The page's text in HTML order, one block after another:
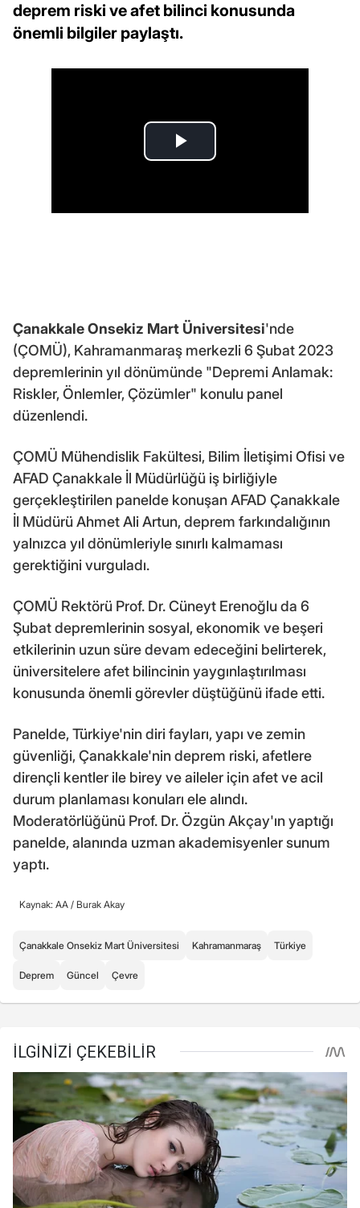
deprem riski ve afet bilinci konusunda
önemli bilgiler paylaştı.
Çanakkale Onsekiz Mart Üniversitesi'nde
(ÇOMÜ), Kahramanmaraş merkezli 6 Şubat 2023
depremlerinin yıl dönümünde "Depremi Anlamak:
Riskler, Önlemler, Çözümler" konulu panel
düzenlendi.
ÇOMÜ Mühendislik Fakültesi, Bilim İletişimi Ofisi ve
AFAD Çanakkale İl Müdürlüğü iş birliğiyle
gerçekleştirilen panelde konuşan AFAD Çanakkale
İl Müdürü Ahmet Ali Artun, deprem farkındalığının
yalnızca yıl dönümleriyle sınırlı kalmaması
gerektiğini vurguladı.
ÇOMÜ Rektörü Prof. Dr. Cüneyt Erenoğlu da 6
Şubat depremlerinin sosyal, ekonomik ve beşeri
etkilerinin uzun süre devam edeceğini belirterek,
üniversitelere afet bilincinin yaygınlaştırılması
konusunda önemli görevler düştüğünü ifade etti.
Panelde, Türkiye'nin diri fayları, yapı ve zemin
güvenliği, Çanakkale'nin deprem riski, afetlere
dirençli kentler ile birey ve aileler için afet ve acil
durum planlaması konuları ele alındı.
Moderatörlüğünü Prof. Dr. Özgün Akçay'ın yaptığı
panelde, alanında uzman akademisyenler sunum
yaptı.
Kaynak: AA / Burak Akay
Çanakkale Onsekiz Mart Üniversitesi Kahramanmaraş Türkiye
Deprem Güncel Çevre